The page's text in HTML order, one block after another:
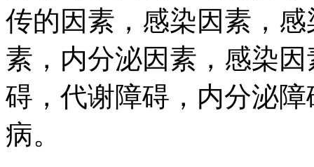
传的因素，感染因素，
素，内分泌因素，感染
碍，代谢障碍，内分泌
病。